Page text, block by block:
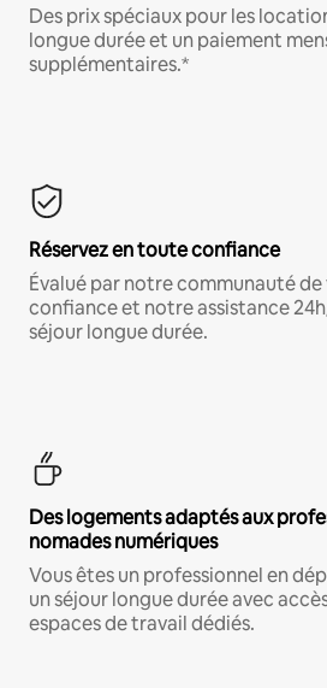
Des prix spéciaux pour les
longue durée et un paiement
supplémentaires.*
Réservez en toute confiance
Évalué par notre communauté
confiance et notre assistance
séjour longue durée.
Des logements adaptés aux
nomades numériques
Vous êtes un professionnel en
un séjour longue durée avec
espaces de travail dédiés.